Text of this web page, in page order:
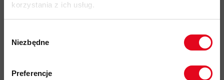
korzystania z ich usług.
zgody
Niezbędne
Preferencje